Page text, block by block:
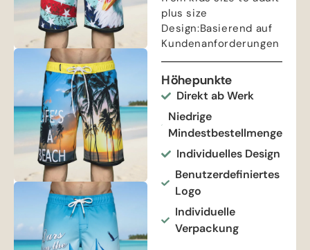
plus size
Design:Basierend auf
Kundenanforderungen
Höhepunkte
Direkt ab Werk
Niedrige
Mindestbestellmenge
Individuelles Design
Benutzerdefiniertes
Logo
Individuelle
Verpackung